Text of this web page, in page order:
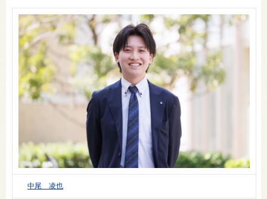
中尾 凌也